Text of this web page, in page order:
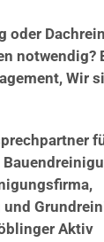
oder
notwendig?
Wir
Aktiv